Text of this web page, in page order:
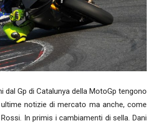
dal Gp di Catalunya della MotoGp tengono
notizie di mercato ma anche, come
In primis i cambiamenti di sella. Dani